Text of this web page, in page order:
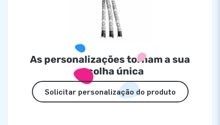
As personalizações tornam a sua
escolha única
Solicitar personalização do produto